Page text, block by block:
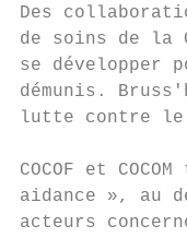
Des
de soins de la
se développer
démunis.
lutte contre le
COCOF et
aidance », au
acteurs